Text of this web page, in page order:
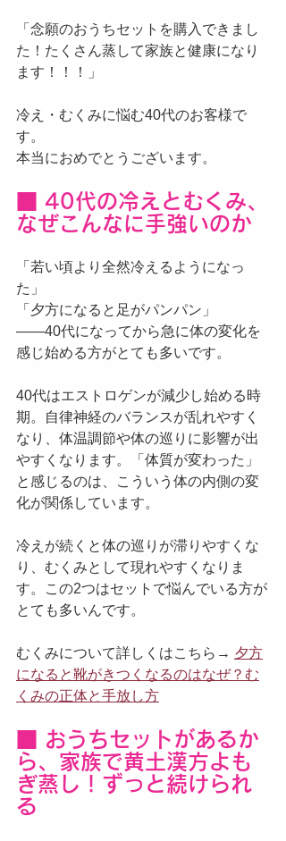
「念願のおうちセットを購入できまし
た！たくさん蒸して家族と健康になり
ます！！！」
冷え・むくみに悩む40代のお客様で
す。
本当におめでとうございます。
■ 40代の冷えとむくみ、
なぜこんなに手強いのか
「若い頃より全然冷えるようになっ
た」
「夕方になると足がパンパン」
——40代になってから急に体の変化を
感じ始める方がとても多いです。
40代はエストロゲンが減少し始める時
期。自律神経のバランスが乱れやすく
なり、体温調節や体の巡りに影響が出
やすくなります。「体質が変わった」
と感じるのは、こういう体の内側の変
化が関係しています。
冷えが続くと体の巡りが滞りやすくな
り、むくみとして現れやすくなりま
す。この2つはセットで悩んでいる方が
とても多いんです。
むくみについて詳しくはこちら→ 夕方
になると靴がきつくなるのはなぜ？む
くみの正体と手放し方
■ おうちセットがあるか
ら、家族で黄土漢方よも
ぎ蒸し！ずっと続けられ
る